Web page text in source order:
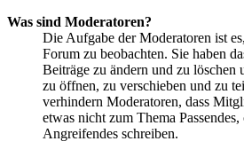
Was sind Moderatoren?
Die Aufgabe der Moderatoren ist
Forum zu beobachten. Sie haben
Beiträge zu ändern und zu löschen
zu öffnen, zu verschieben und zu
verhindern Moderatoren, dass
etwas nicht zum Thema
Angreifendes schreiben.